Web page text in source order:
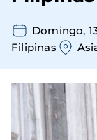
Domingo,
Filipinas